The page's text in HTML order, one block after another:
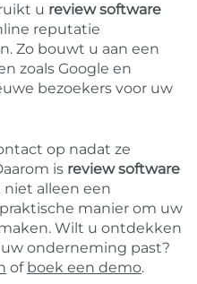
u review software
reputatie
Zo bouwt u aan een
zoals Google en
bezoekers voor uw
op nadat ze
is review software
niet alleen een
manier om uw
Wilt u ontdekken
onderneming past?
of boek een demo.